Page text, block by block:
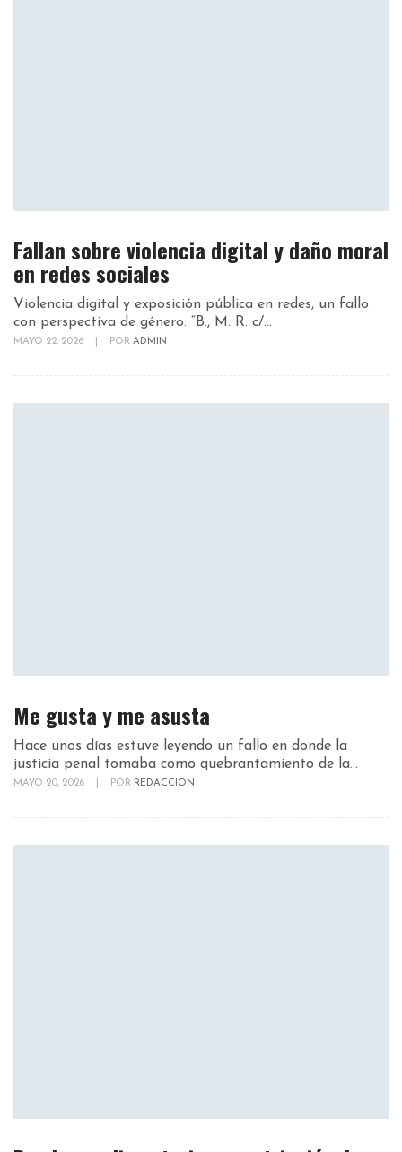
Fallan sobre violencia digital y daño moral
en redes sociales
Violencia digital y exposición pública en redes, un fallo
con perspectiva de género. “B., M. R. c/...
MAYO 22, 2026 POR ADMIN
Me gusta y me asusta
Hace unos días estuve leyendo un fallo en donde la
justicia penal tomaba como quebrantamiento de la...
MAYO 20, 2026 POR REDACCION